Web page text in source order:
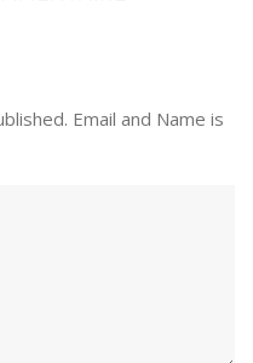
Email and Name is